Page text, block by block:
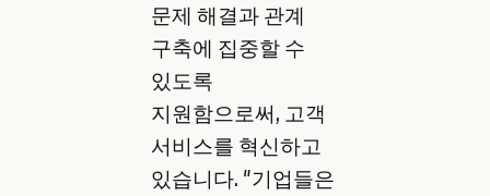
문제 해결과 관계
구축에 집중할 수
있도록
지원함으로써, 고객
서비스를 혁신하고
있습니다. "기업들은